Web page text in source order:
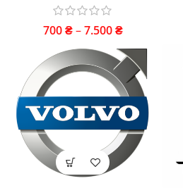
700₴ – 7.500₴